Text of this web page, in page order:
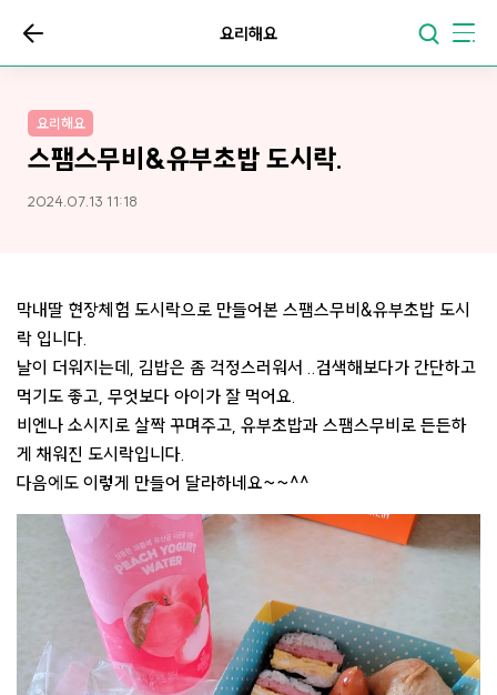
요리해요
요리해요
스팸스무비&유부초밥 도시락.
2024.07.13 11:18
막내딸 현장체험 도시락으로 만들어본 스팸스무비&유부초밥 도시
락 입니다.
날이 더워지는데, 김밥은 좀 걱정스러워서 ..검색해보다가 간단하고
먹기도 좋고, 무엇보다 아이가 잘 먹어요.
비엔나 소시지로 살짝 꾸며주고, 유부초밥과 스팸스무비로 든든하
게 채워진 도시락입니다.
다음에도 이렇게 만들어 달라하네요~~^^